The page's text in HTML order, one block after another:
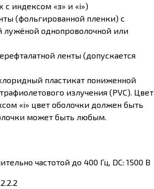
с индексом «з» и «i»)
(фольгированной пленки) с
однопроволочной или
ленты (допускается
пластикат пониженной
излучения (PVC). Цвет
«i» цвет оболочки должен быть
может быть любым.
частотой до 400 Гц, DC: 1500 В